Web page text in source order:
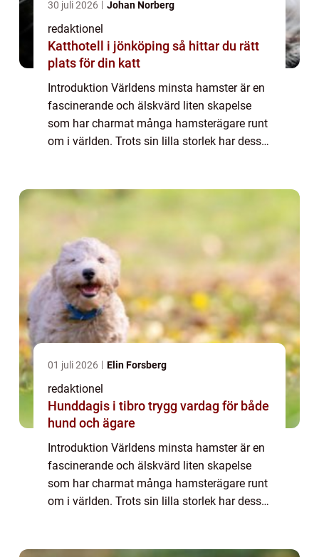
30 juli 2026 Johan Norberg
redaktionel
Katthotell i jönköping så hittar du rätt
plats för din katt
Introduktion Världens minsta hamster är en
fascinerande och älskvärd liten skapelse
som har charmat många hamsterägare runt
om i världen. Trots sin lilla storlek har dessa
01 juli 2026 Elin Forsberg
redaktionel
Hunddagis i tibro trygg vardag för både
hund och ägare
Introduktion Världens minsta hamster är en
fascinerande och älskvärd liten skapelse
som har charmat många hamsterägare runt
om i världen. Trots sin lilla storlek har dessa